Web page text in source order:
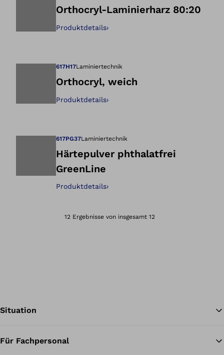
Orthocryl-Laminierharz 80:20
Produktdetails›
617H17Laminiertechnik
Orthocryl, weich
Produktdetails›
Öffnet das Bild
617PG37Laminiertechnik
Härtepulver phthalatfrei
GreenLine
Produktdetails›
12 Ergebnisse von insgesamt 12
Situation
Für Fachpersonal